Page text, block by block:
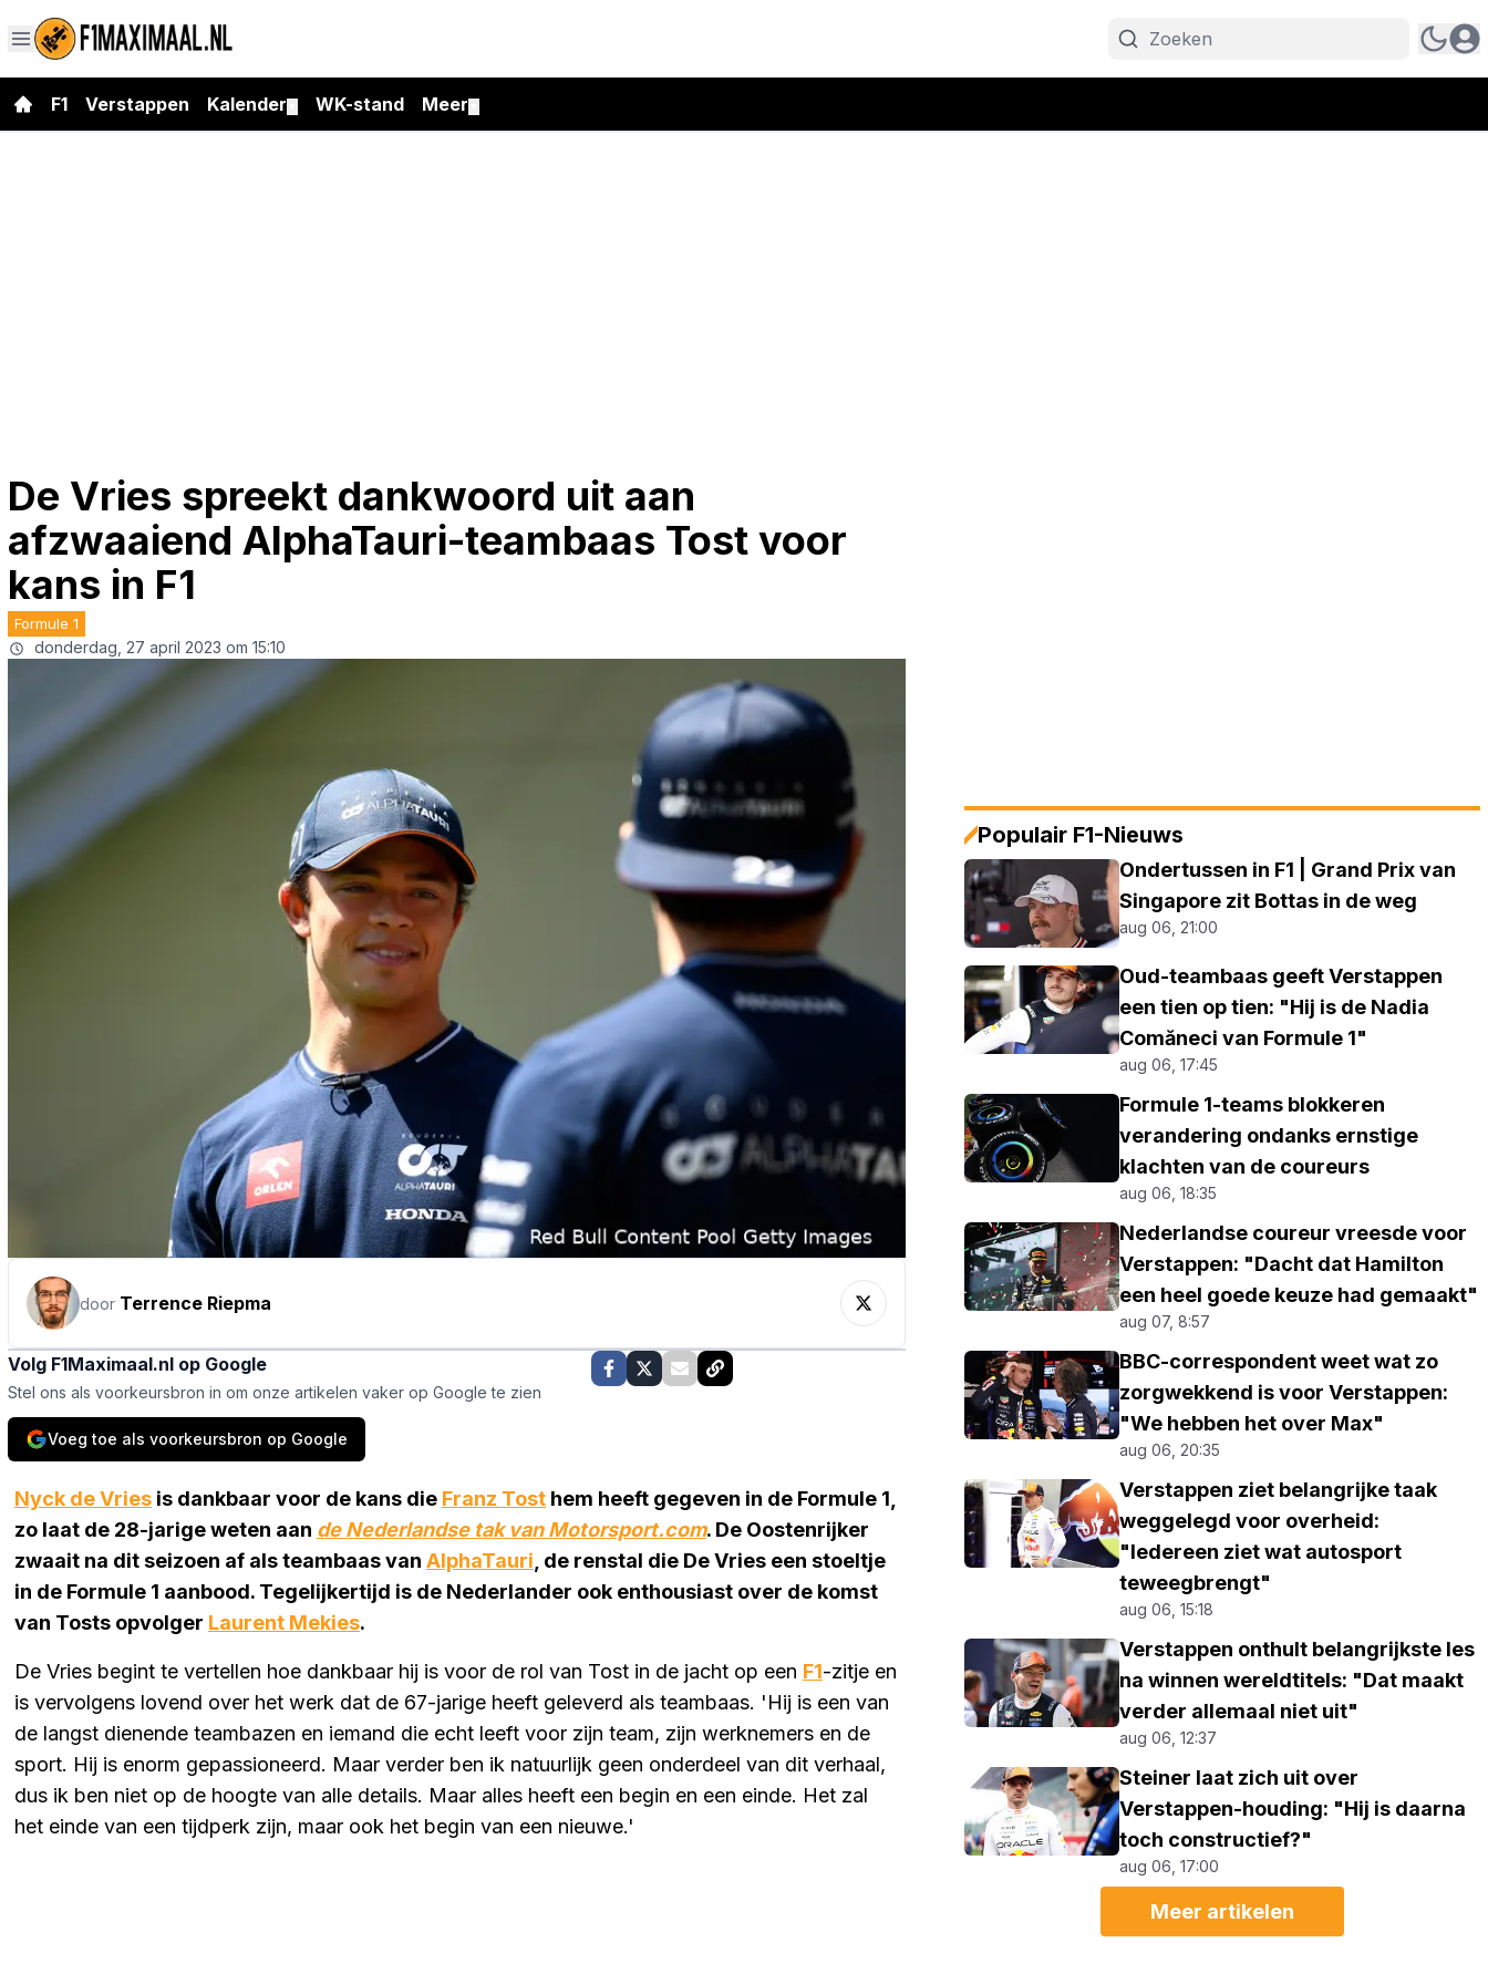
F1 Verstappen Kalender WK-stand Meer
De Vries spreekt dankwoord uit aan
afzwaaiend AlphaTauri-teambaas Tost voor
kans in F1
Formule 1
donderdag, 27 april 2023 om 15:10
door Terrence Riepma
Volg F1Maximaal.nl op Google
Stel ons als voorkeursbron in om onze artikelen vaker op Google te zien
Voeg toe als voorkeursbron op Google
Nyck de Vries is dankbaar voor de kans die Franz Tost hem heeft gegeven in de Formule 1,
zo laat de 28-jarige weten aan de Nederlandse tak van Motorsport.com. De Oostenrijker
zwaait na dit seizoen af als teambaas van AlphaTauri , de renstal die De Vries een stoeltje
in de Formule 1 aanbood. Tegelijkertijd is de Nederlander ook enthousiast over de komst
van Tosts opvolger Laurent Mekies.
De Vries begint te vertellen hoe dankbaar hij is voor de rol van Tost in de jacht op een F1-zitje en
is vervolgens lovend over het werk dat de 67-jarige heeft geleverd als teambaas. 'Hij is een van
de langst dienende teambazen en iemand die echt leeft voor zijn team, zijn werknemers en de
sport. Hij is enorm gepassioneerd. Maar verder ben ik natuurlijk geen onderdeel van dit verhaal,
dus ik ben niet op de hoogte van alle details. Maar alles heeft een begin en een einde. Het zal
het einde van een tijdperk zijn, maar ook het begin van een nieuwe.'
Populair F1-Nieuws
Ondertussen in F1 | Grand Prix van
Singapore zit Bottas in de weg
aug 06, 21:00
Oud-teambaas geeft Verstappen
een tien op tien: "Hij is de Nadia
Comăneci van Formule 1"
aug 06, 17:45
Formule 1-teams blokkeren
verandering ondanks ernstige
klachten van de coureurs
aug 06, 18:35
Nederlandse coureur vreesde voor
Verstappen: "Dacht dat Hamilton
een heel goede keuze had gemaakt"
aug 07, 8:57
BBC-correspondent weet wat zo
zorgwekkend is voor Verstappen:
"We hebben het over Max"
aug 06, 20:35
Verstappen ziet belangrijke taak
weggelegd voor overheid:
"Iedereen ziet wat autosport
teweegbrengt"
aug 06, 15:18
Verstappen onthult belangrijkste les
na winnen wereldtitels: "Dat maakt
verder allemaal niet uit"
aug 06, 12:37
Steiner laat zich uit over
Verstappen-houding: "Hij is daarna
toch constructief?"
aug 06, 17:00
Meer artikelen